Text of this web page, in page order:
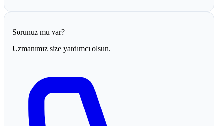
Sorunuz mu var?
Uzmanımız size yardımcı olsun.